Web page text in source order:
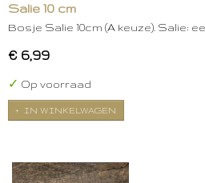
Salie 10 cm
Bosje Salie 10cm (A keuze). Salie:
€ 6,99
✓ Op voorraad
IN WINKELWAGEN